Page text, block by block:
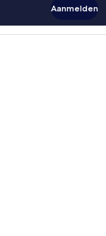
Aanmelden